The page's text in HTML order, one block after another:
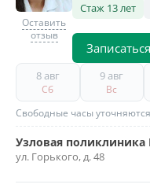
Оставить
отзыв
Стаж 13 лет
8 авг
Сб
9 авг
Вс
Свободные часы
Узловая
ул. Горького, д. 48